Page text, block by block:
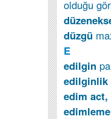
olduğu
düzgü
E
edilgin
edilginlik
edim act,